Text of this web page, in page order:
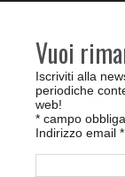
Vuoi
Iscriviti alla
periodiche
web!
* campo
Indirizzo email *